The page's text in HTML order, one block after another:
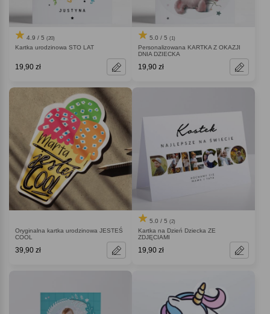
4.9 / 5 (20)
Kartka urodzinowa STO LAT
19,90 zł
5.0 / 5 (1)
Personalizowana KARTKA Z OKAZJI
DNIA DZIECKA
19,90 zł
Oryginalna kartka urodzinowa JESTEŚ
COOL
39,90 zł
5.0 / 5 (2)
Kartka na Dzień Dziecka ZE
ZDJĘCIAMI
19,90 zł